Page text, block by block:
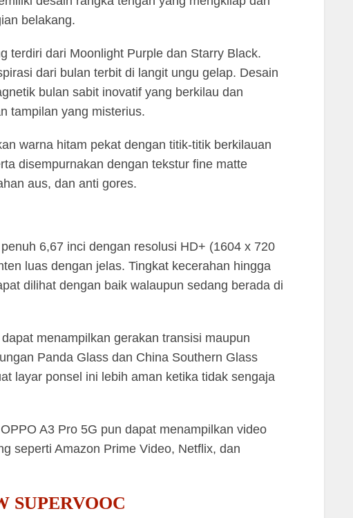
belakang.
terdiri dari Moonlight Purple dan Starry Black.
dari bulan terbit di langit ungu gelap. Desain
bulan sabit inovatif yang berkilau dan
tampilan yang misterius.
warna hitam pekat dengan titik-titik berkilauan
disempurnakan dengan tekstur fine matte
aus, dan anti gores.
6,67 inci dengan resolusi HD+ (1604 x 720
luas dengan jelas. Tingkat kecerahan hingga
dilihat dengan baik walaupun sedang berada di
menampilkan gerakan transisi maupun
Panda Glass dan China Southern Glass
layar ponsel ini lebih aman ketika tidak sengaja
A3 Pro 5G pun dapat menampilkan video
seperti Amazon Prime Video, Netflix, dan
SUPERVOOC